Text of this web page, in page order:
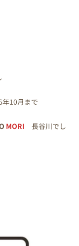
年10月まで
MORI 長谷川でし